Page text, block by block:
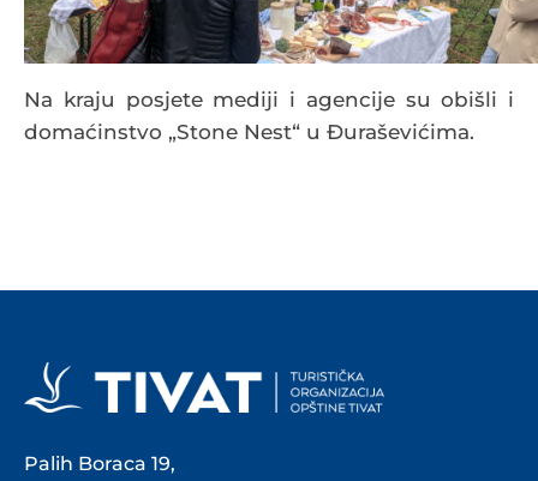
Na kraju posjete mediji i agencije su obišli i
domaćinstvo „Stone Nest“ u Đuraševićima.
Palih Boraca 19,